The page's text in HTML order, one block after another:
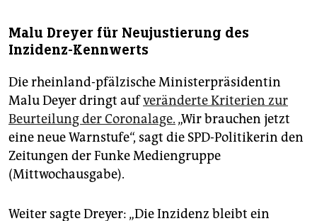
Malu Dreyer für Neujustierung des
Inzidenz-Kennwerts
Die rheinland-pfälzische Ministerpräsidentin
Malu Deyer dringt aufveränderte Kriterien zur
Beurteilung der Coronalage. „Wir brauchen jetzt
eine neue Warnstufe“, sagt die SPD-Politikerin den
Zeitungen der Funke Mediengruppe
(Mittwochausgabe).
Weiter sagte Dreyer: „Die Inzidenz bleibt ein